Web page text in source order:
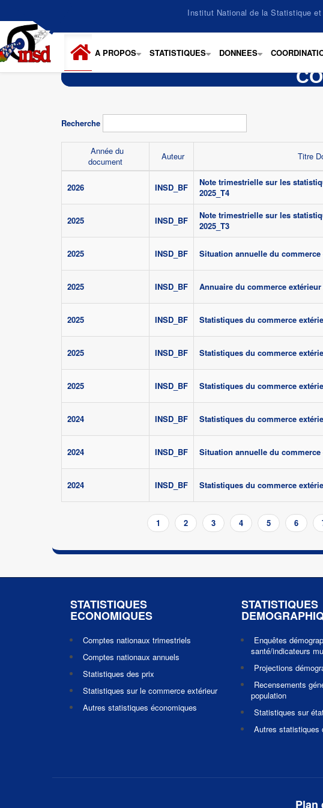
contenu
principal
Institut National de la Statistique et
+
A PROPOS
+
STATISTIQUES
+
DONNEES
Recherche
Année du
document
Auteur Titre
2026 INSD_BF
Note trimestrielle sur les
2025_T4
2025 INSD_BF
Note trimestrielle sur les
2025_T3
2025 INSD_BF Situation annuelle du
2025 INSD_BF Annuaire du commerce
2025 INSD_BF Statistiques du commerce
2025 INSD_BF Statistiques du commerce
2025 INSD_BF Statistiques du commerce
2024 INSD_BF Statistiques du commerce
2024 INSD_BF Situation annuelle du
2024 INSD_BF Statistiques du commerce
Page
courante
1 Page
2 Page
3 Page
4 Page
5 Page
6
STATISTIQUES
ECONOMIQUES
Comptes nationaux trimestriels
Comptes nationaux annuels
Statistiques des prix
Statistiques sur le commerce extérieur
Autres statistiques économiques
STATISTIQUES
Enquêtes
santé/indicateurs
Projections
Recensements
population
Statistiques sur
Autres statistiques
Plan